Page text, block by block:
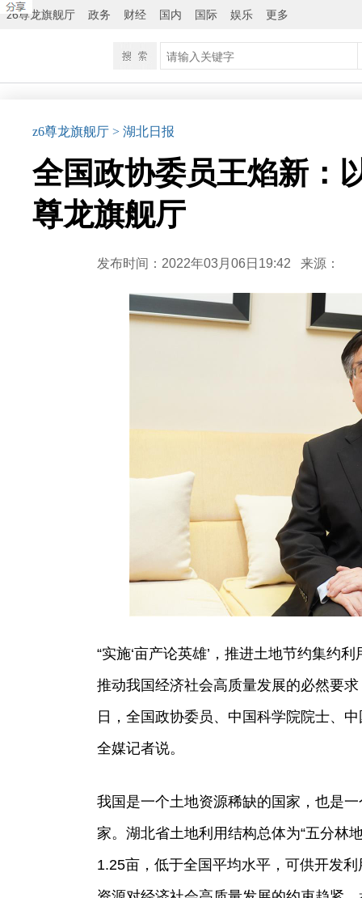
z6尊龙旗舰厅 政务 财经 国内 国际 娱乐 更多
z6尊龙旗舰厅 > 湖北日报
全国政协委员王焰新：
尊龙旗舰厅
发布时间：2022年03月06日19:42 来源：
“实施‘亩产论英雄’，推进土地节约集约
推动我国经济社会高质量发展的必然要
日，全国政协委员、中国科学院院士、
全媒记者说。
我国是一个土地资源稀缺的国家，也是
家。湖北省土地利用结构总体为“五分林
1.25亩，低于全国平均水平，可供开发